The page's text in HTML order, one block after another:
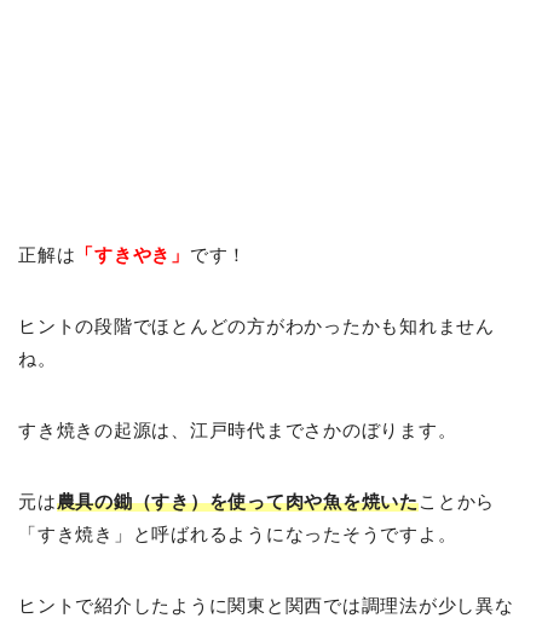
正解は 「すきやき」 です！
ヒントの段階でほとんどの方がわかったかも知れません
ね。
すき焼きの起源は、江戸時代までさかのぼります。
元は農具の鋤（すき）を使って肉や魚を焼いたことから
「すき焼き」と呼ばれるようになったそうですよ。
ヒントで紹介したように関東と関西では調理法が少し異な